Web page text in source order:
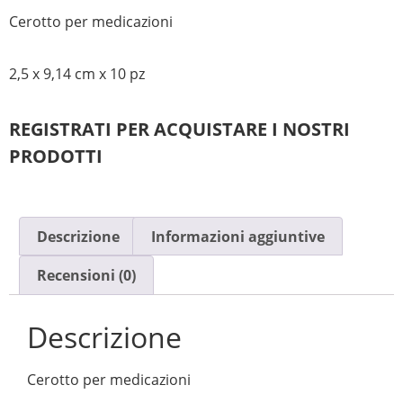
Cerotto per medicazioni
2,5 x 9,14 cm x 10 pz
REGISTRATI PER ACQUISTARE I NOSTRI
PRODOTTI
Descrizione
Informazioni aggiuntive
Recensioni (0)
Descrizione
Cerotto per medicazioni